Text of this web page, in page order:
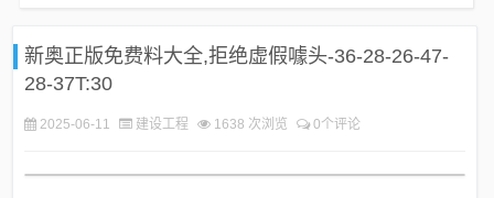
新奥正版免费料大全,拒绝虚假噱头-36-28-26-47-
28-37T:30
2025-06-11 建设工程 1638 次浏览 0个评论